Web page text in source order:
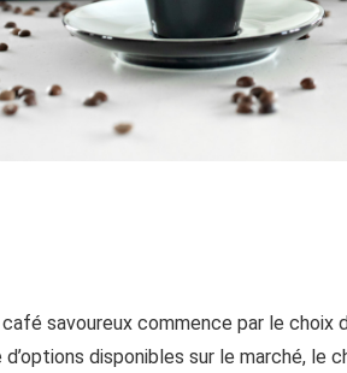
café savoureux commence par le choix
disponibles sur le marché, le